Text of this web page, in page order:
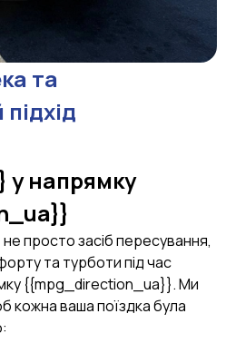
та
у напрямку
просто засіб пересування,
та турботи під час
{{mpg_direction_ua}}. Ми
ваша поїздка була